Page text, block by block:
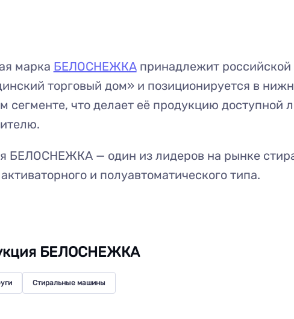
марка БЕЛОСНЕЖКАпринадлежит
торговый дом» и позиционируется в
сегменте, что делает её продукцию доступной
БЕЛОСНЕЖКА — один из лидеров на рынке
и полуавтоматического типа.
БЕЛОСНЕЖКА
Стиральные машины